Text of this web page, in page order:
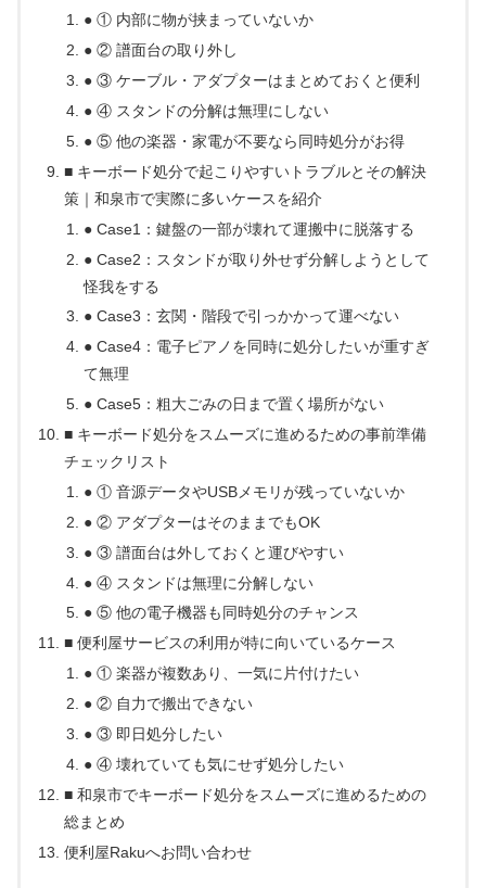
● ① 内部に物が挟まっていないか
● ② 譜面台の取り外し
● ③ ケーブル・アダプターはまとめておくと便利
● ④ スタンドの分解は無理にしない
● ⑤ 他の楽器・家電が不要なら同時処分がお得
■ キーボード処分で起こりやすいトラブルとその解決
策｜和泉市で実際に多いケースを紹介
● Case1：鍵盤の一部が壊れて運搬中に脱落する
● Case2：スタンドが取り外せず分解しようとして
怪我をする
● Case3：玄関・階段で引っかかって運べない
● Case4：電子ピアノを同時に処分したいが重すぎ
て無理
● Case5：粗大ごみの日まで置く場所がない
■ キーボード処分をスムーズに進めるための事前準備
チェックリスト
● ① 音源データやUSBメモリが残っていないか
● ② アダプターはそのままでもOK
● ③ 譜面台は外しておくと運びやすい
● ④ スタンドは無理に分解しない
● ⑤ 他の電子機器も同時処分のチャンス
■ 便利屋サービスの利用が特に向いているケース
● ① 楽器が複数あり、一気に片付けたい
● ② 自力で搬出できない
● ③ 即日処分したい
● ④ 壊れていても気にせず処分したい
■ 和泉市でキーボード処分をスムーズに進めるための
総まとめ
便利屋Rakuへお問い合わせ